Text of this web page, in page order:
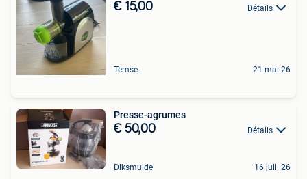
€ 15,00 Détails
Temse 21 mai 26
Presse-agrumes
€ 50,00 Détails
Diksmuide 16 juil. 26